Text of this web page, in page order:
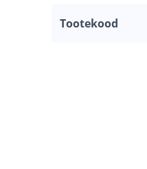
Tootekood